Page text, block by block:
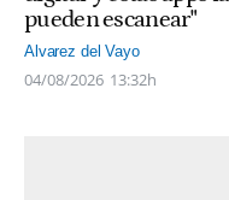
pueden escanear"
Alvarez del Vayo
04/08/2026 13:32h